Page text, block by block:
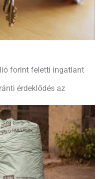
forint feletti ingatlant
érdeklődés az